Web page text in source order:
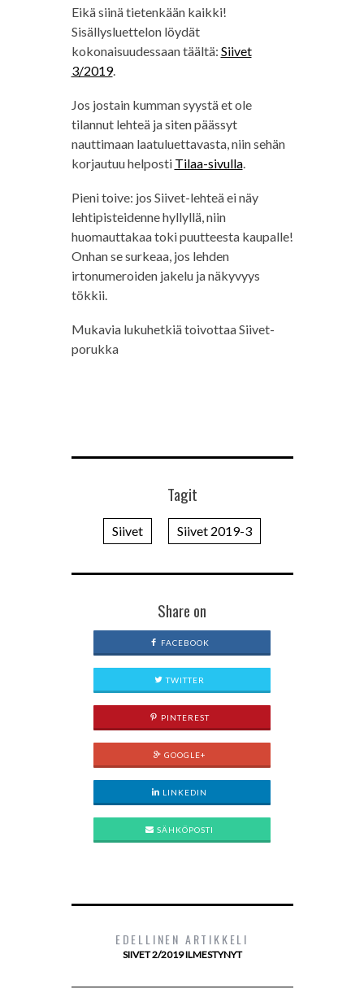
Eikä siinä tietenkään kaikki!
Sisällysluettelon löydät
kokonaisuudessaan täältä: Siivet
3/2019.
Jos jostain kumman syystä et ole
tilannut lehteä ja siten päässyt
nauttimaan laatuluettavasta, niin sehän
korjautuu helposti Tilaa-sivulla.
Pieni toive: jos Siivet-lehteä ei näy
lehtipisteidenne hyllyllä, niin
huomauttakaa toki puutteesta kaupalle!
Onhan se surkeaa, jos lehden
irtonumeroiden jakelu ja näkyvyys
tökkii.
Mukavia lukuhetkiä toivottaa Siivet-
porukka
Tagit
Siivet Siivet 2019-3
Share on
FACEBOOK
TWITTER
PINTEREST
GOOGLE+
LINKEDIN
SÄHKÖPOSTI
EDELLINEN ARTIKKELI
SIIVET 2/2019 ILMESTYNYT